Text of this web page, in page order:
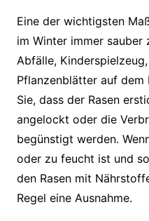
Eine der wichtigsten
im Winter immer sauber
Abfälle,
Pflanzenblätter auf dem
Sie, dass der Rasen
angelockt oder die
begünstigt werden.
oder zu feucht ist und
den Rasen mit
Regel eine Ausnahme.